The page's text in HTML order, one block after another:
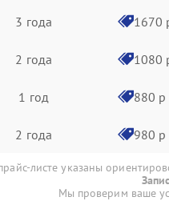
3 года 1670
2 года 1080
1 год 880 р
2 года 980 р
листе указаны
Мы проверим ваше